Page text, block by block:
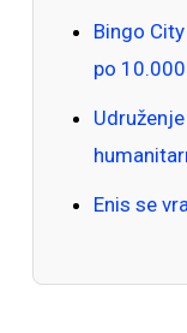
Bingo
po
Enis se